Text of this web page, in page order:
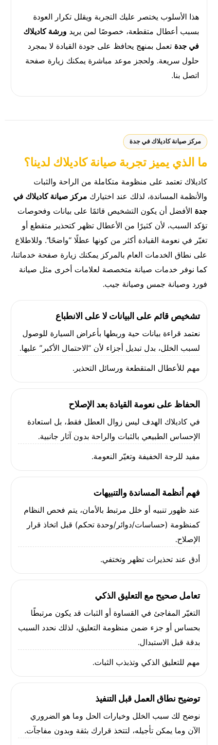
هذا الأسلوب يختصر عليك التجربة ويقلل تكرار العودة
بسبب أعطال متقطعة، خصوصًا لمن يريد ورشة كاديلاك
في جدة تعمل بمنهج يحافظ على جودة القيادة لا بمجرد
حلول سريعة. ولحجز موعد مباشرة يمكنك زيارة صفحة
اتصل بنا.
مركز صيانة كاديلاك في جدة
ما الذي يميز تجربة صيانة كاديلاك لدينا؟
كاديلاك تعتمد على منظومة متكاملة من الراحة والثبات
والأنظمة المساندة، لذلك عند اختيارك مركز صيانة كاديلاك في
جدة الأفضل أن يكون التشخيص قائمًا على بيانات وفحوصات
تؤكد السبب، لأن كثيرًا من الأعطال تظهر كتحذير متقطع أو
تغيّر في نعومة القيادة أكثر من كونها عطلًا “واضحًا”. وللاطلاع
على نطاق الخدمات العام بالمركز يمكنك زيارة صفحة خدماتنا،
كما نوفر خدمات صيانة متخصصة لعلامات أخرى مثل صيانة
فورد وصيانة جمس وصيانة جيب.
تشخيص قائم على البيانات لا على الانطباع
نعتمد قراءة بيانات حية وربطها بأعراض السيارة للوصول
لسبب الخلل، بدل تبديل أجزاء لأن “الاحتمال الأكبر” عليها.
مهم للأعطال المتقطعة ورسائل التحذير.
الحفاظ على نعومة القيادة بعد الإصلاح
في كاديلاك الهدف ليس زوال العطل فقط، بل استعادة
الإحساس الطبيعي بالثبات والراحة بدون آثار جانبية.
مفيد للرجة الخفيفة وتغيّر النعومة.
فهم أنظمة المساندة والتنبيهات
عند ظهور تنبيه أو خلل مرتبط بالأمان، يتم فحص النظام
كمنظومة (حساسات/دوائر/وحدة تحكم) قبل اتخاذ قرار
الإصلاح.
أدق عند تحذيرات تظهر وتختفي.
تعامل صحيح مع التعليق الذكي
التغيّر المفاجئ في القساوة أو الثبات قد يكون مرتبطًا
بحساس أو جزء ضمن منظومة التعليق، لذلك نحدد السبب
بدقة قبل الاستبدال.
مهم للتعليق الذكي وتذبذب الثبات.
توضيح نطاق العمل قبل التنفيذ
نوضح لك سبب الخلل وخيارات الحل وما هو الضروري
الآن وما يمكن تأجيله، لتتخذ قرارك بثقة وبدون مفاجآت.